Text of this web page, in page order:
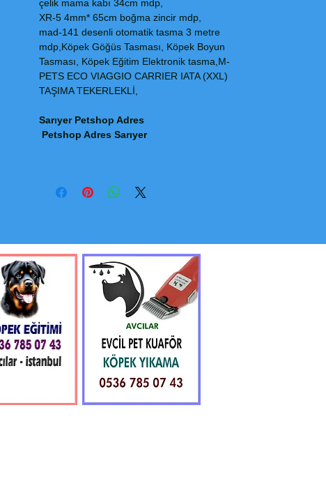
çelik mama kabı 34cm mdp,
XR-5 4mm* 65cm boğma zincir mdp,
mad-141 desenli otomatik tasma 3 metre
mdp,Köpek Göğüs Tasması, Köpek Boyun
Tasması, Köpek Eğitim Elektronik tasma,M-
PETS ECO VIAGGIO CARRIER IATA (XXL)
TAŞIMA TEKERLEKLİ,
Sarıyer Petshop Adres
Petshop Adres Sarıyer